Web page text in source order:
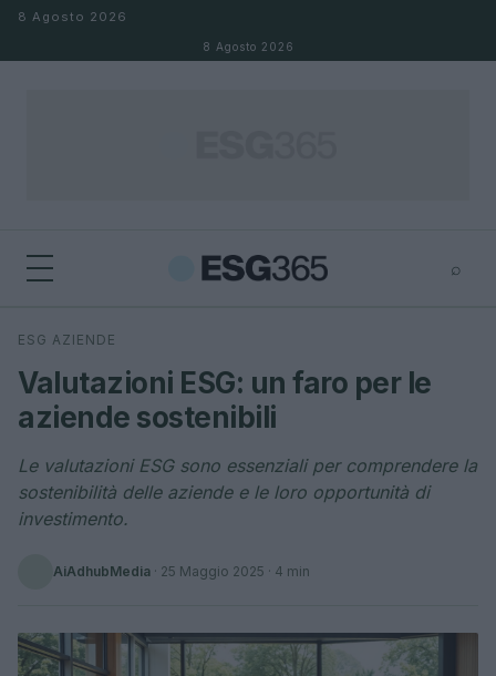
Salta al contenuto
8 Agosto 2026
8 Agosto 2026
⌕
Cerca
ESG AZIENDE
Valutazioni ESG: un faro per le
aziende sostenibili
Le valutazioni ESG sono essenziali per comprendere la
sostenibilità delle aziende e le loro opportunità di
investimento.
AiAdhubMedia · 25 Maggio 2025 · 4 min